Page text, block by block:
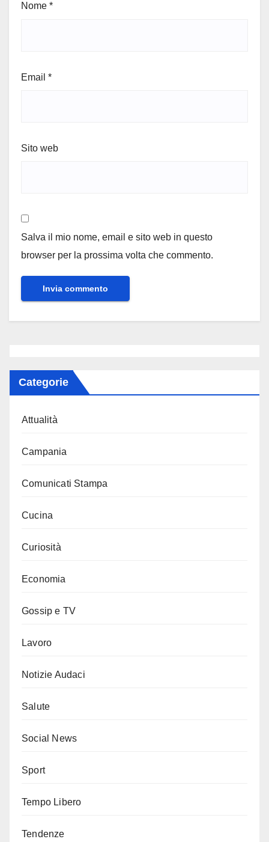
Nome *
Email *
Sito web
Salva il mio nome, email e sito web in questo
browser per la prossima volta che commento.
Categorie
Attualità
Campania
Comunicati Stampa
Cucina
Curiosità
Economia
Gossip e TV
Lavoro
Notizie Audaci
Salute
Social News
Sport
Tempo Libero
Tendenze